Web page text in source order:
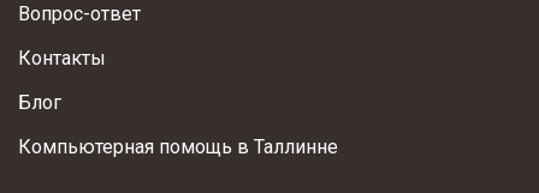
Вопрос-ответ
Контакты
Блог
Компьютерная помощь в Таллинне